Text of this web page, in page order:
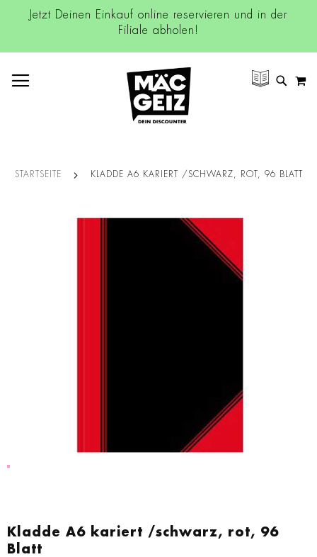
Jetzt Deinen Einkauf online reservieren und in der
Filiale abholen!
SUCHE
STARTSEITE KLADDE A6 KARIERT /SCHWARZ, ROT, 96 BLATT
Kladde A6 kariert /schwarz, rot, 96
Blatt
Anfang
der